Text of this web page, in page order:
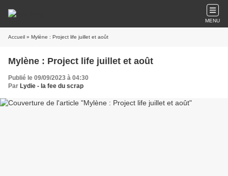
MENU
Accueil » Mylène : Project life juillet et août
Mylène : Project life juillet et août
Publié le 09/09/2023 à 04:30
Par Lydie - la fee du scrap